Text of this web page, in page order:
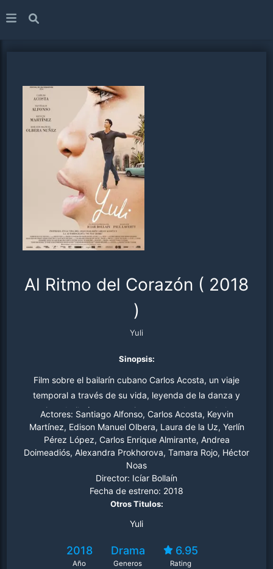
Al Ritmo del Corazón ( 2018
)
Yuli
Sinopsis:
Film sobre el bailarín cubano Carlos Acosta, un viaje
temporal a través de su vida, leyenda de la danza y
primer bailarín negro en interpretar algunos de los
papeles más famosos del ballet, originariamente escritos
para blancos, en compañías como el Houston Ballet o
Royal Ballet de Londres (donde ha sido primer bailarín
durante más de 15 años). Cuenta desde su dura infancia
hasta su madurez, etapa que será protagonizada por el
propio bailarín, quien, pese a su éxito y reconocimiento
Actores: Santiago Alfonso, Carlos Acosta, Keyvin
Martínez, Edison Manuel Olbera, Laura de la Uz, Yerlín
Pérez López, Carlos Enrique Almirante, Andrea
Doimeadiós, Alexandra Prokhorova, Tamara Rojo, Héctor
Noas
Director: Icíar Bollaín
Fecha de estreno: 2018
Otros Titulos:
Yuli
2018
Año
Drama
Generos
6.95
Rating